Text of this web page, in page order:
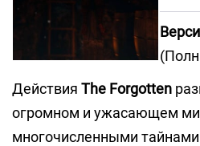
Действия The Forgotten
огромном и ужасающем
многочисленными